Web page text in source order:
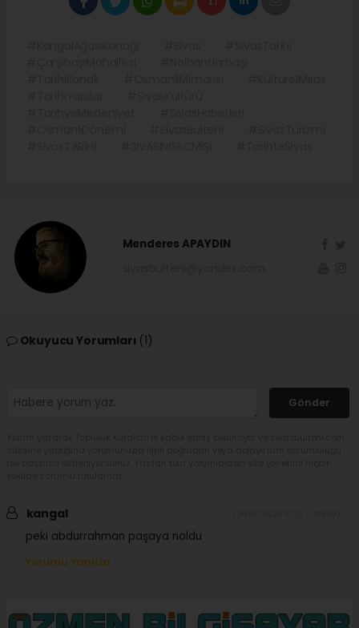
Menderes APAYDIN
Okuyucu Yorumları (1)
Gönder
kangal
peki abdurrahman paşaya noldu
Yorumu Yanıtla